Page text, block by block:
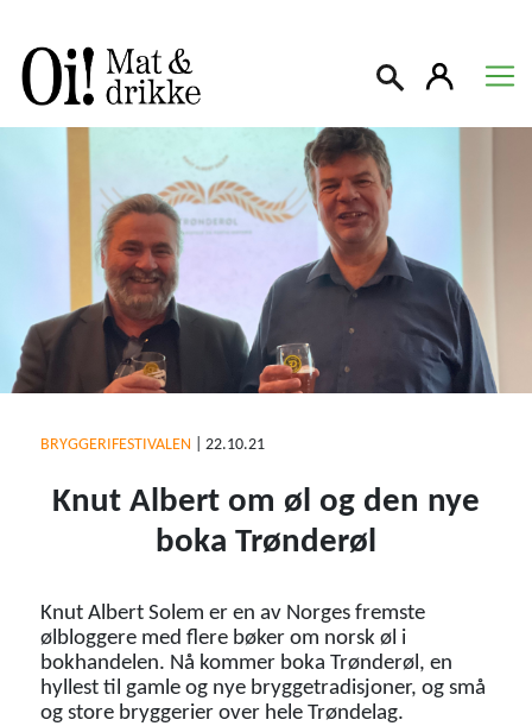
Søk
BRYGGERIFESTIVALEN |22.10.21
Knut Albert om øl og den nye
boka Trønderøl
Knut Albert Solem er en av Norges fremste
ølbloggere med flere bøker om norsk øl i
bokhandelen. Nå kommer boka Trønderøl, en
hyllest til gamle og nye bryggetradisjoner, og små
og store bryggerier over hele Trøndelag.